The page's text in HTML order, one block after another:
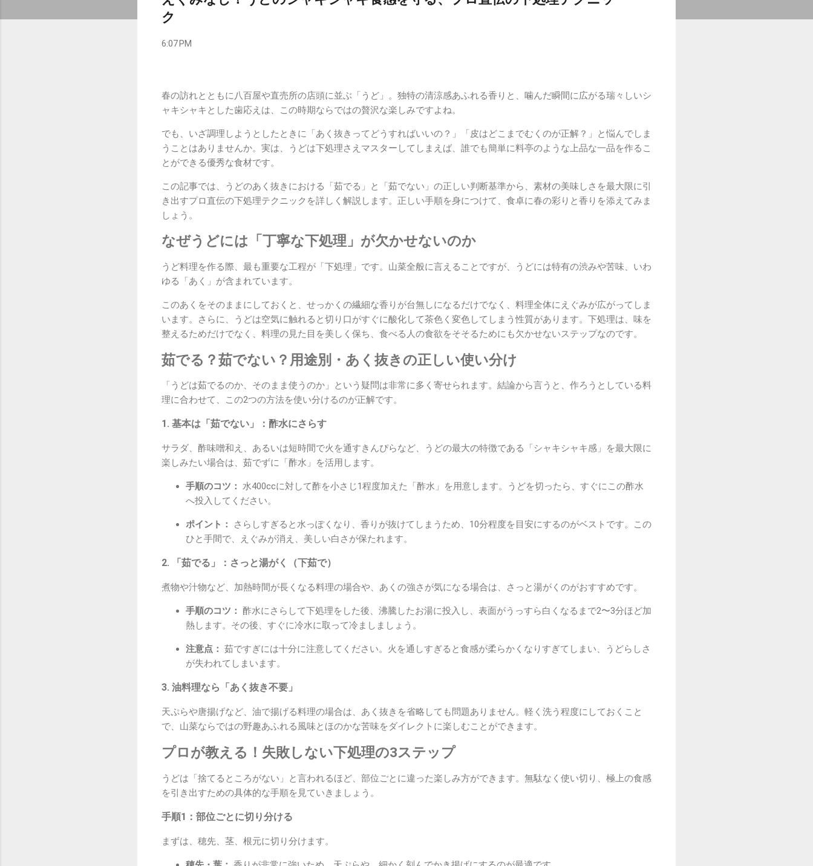
ク
6:07 PM
春の訪れとともに八百屋や直売所の店頭に並ぶ「うど」。独特の清涼感あふれる香りと、噛んだ瞬間に広がる瑞々しいシ
ャキシャキとした歯応えは、この時期ならではの贅沢な楽しみですよね。
でも、いざ調理しようとしたときに「あく抜きってどうすればいいの？」「皮はどこまでむくのが正解？」と悩んでしま
うことはありませんか。実は、うどは下処理さえマスターしてしまえば、誰でも簡単に料亭のような上品な一品を作るこ
とができる優秀な食材です。
この記事では、うどのあく抜きにおける「茹でる」と「茹でない」の正しい判断基準から、素材の美味しさを最大限に引
き出すプロ直伝の下処理テクニックを詳しく解説します。正しい手順を身につけて、食卓に春の彩りと香りを添えてみま
しょう。
なぜうどには「丁寧な下処理」が欠かせないのか
うど料理を作る際、最も重要な工程が「下処理」です。山菜全般に言えることですが、うどには特有の渋みや苦味、いわ
ゆる「あく」が含まれています。
このあくをそのままにしておくと、せっかくの繊細な香りが台無しになるだけでなく、料理全体にえぐみが広がってしま
います。さらに、うどは空気に触れると切り口がすぐに酸化して茶色く変色してしまう性質があります。下処理は、味を
整えるためだけでなく、料理の見た目を美しく保ち、食べる人の食欲をそそるためにも欠かせないステップなのです。
茹でる？茹でない？用途別・あく抜きの正しい使い分け
「うどは茹でるのか、そのまま使うのか」という疑問は非常に多く寄せられます。結論から言うと、作ろうとしている料
理に合わせて、この2つの方法を使い分けるのが正解です。
1. 基本は「茹でない」：酢水にさらす
サラダ、酢味噌和え、あるいは短時間で火を通すきんぴらなど、うどの最大の特徴である「シャキシャキ感」を最大限に
楽しみたい場合は、茹でずに「酢水」を活用します。
手順のコツ： 水400ccに対して酢を小さじ1程度加えた「酢水」を用意します。うどを切ったら、すぐにこの酢水
へ投入してください。
ポイント：
さらしすぎると水っぽくなり、香りが抜けてしまうため、10分程度を目安にするのがベストです。この
ひと手間で、えぐみが消え、美しい白さが保たれます。
2. 「茹でる」：さっと湯がく（下茹で）
煮物や汁物など、加熱時間が長くなる料理の場合や、あくの強さが気になる場合は、さっと湯がくのがおすすめです。
手順のコツ： 酢水にさらして下処理をした後、沸騰したお湯に投入し、表面がうっすら白くなるまで2〜3分ほど加
熱します。その後、すぐに冷水に取って冷ましましょう。
注意点： 茹ですぎには十分に注意してください。火を通しすぎると食感が柔らかくなりすぎてしまい、うどらしさ
が失われてしまいます。
3. 油料理なら「あく抜き不要」
天ぷらや唐揚げなど、油で揚げる料理の場合は、あく抜きを省略しても問題ありません。軽く洗う程度にしておくこと
で、山菜ならではの野趣あふれる風味とほのかな苦味をダイレクトに楽しむことができます。
プロが教える！失敗しない下処理の3ステップ
うどは「捨てるところがない」と言われるほど、部位ごとに違った楽しみ方ができます。無駄なく使い切り、極上の食感
を引き出すための具体的な手順を見ていきましょう。
手順1：部位ごとに切り分ける
まずは、穂先、茎、根元に切り分けます。